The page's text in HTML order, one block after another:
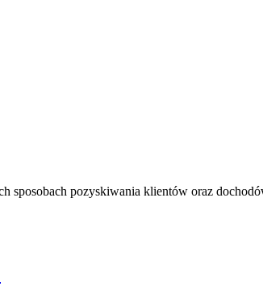
sposobach pozyskiwania klientów oraz